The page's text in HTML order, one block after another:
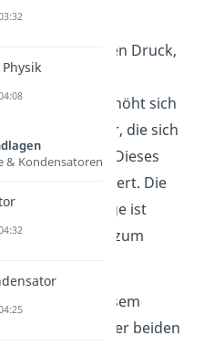
schrittweise den Druck,
die Membran
Dadurch erhöht sich
an Wasser, die sich
anstaut. Dieses
also gespeichert. Die
Wassermenge ist
proportional zum
Kapazität in diesem
daher eine der beiden
& Kondensatoren